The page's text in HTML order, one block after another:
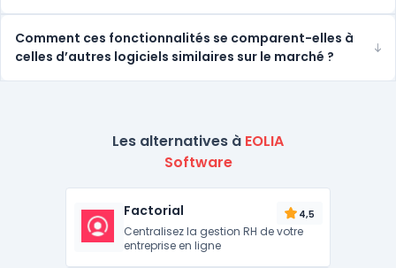
Comment ces fonctionnalités se comparent-elles à
celles d’autres logiciels similaires sur le marché ?
Les alternatives à EOLIA
Software
Factorial 4,5
Centralisez la gestion RH de votre
entreprise en ligne